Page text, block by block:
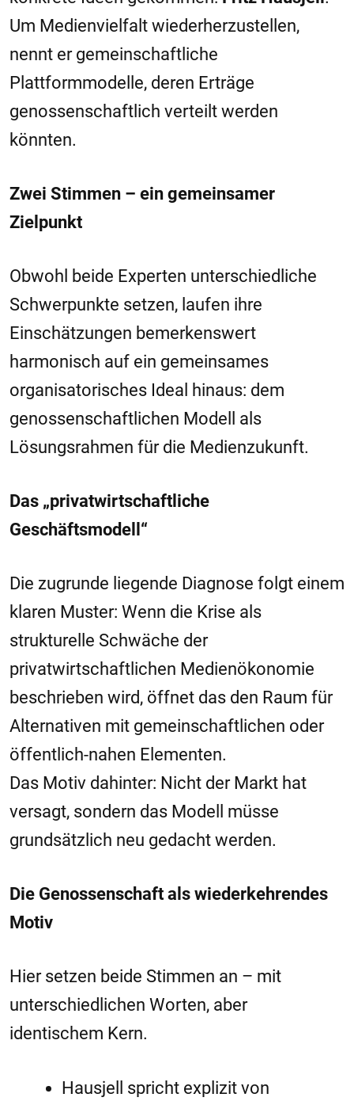
Um Medienvielfalt wiederherzustellen,
nennt er gemeinschaftliche
Plattformmodelle, deren Erträge
genossenschaftlich verteilt werden
könnten.
Zwei Stimmen – ein gemeinsamer
Zielpunkt
Obwohl beide Experten unterschiedliche
Schwerpunkte setzen, laufen ihre
Einschätzungen bemerkenswert
harmonisch auf ein gemeinsames
organisatorisches Ideal hinaus: dem
genossenschaftlichen Modell als
Lösungsrahmen für die Medienzukunft.
Das „privatwirtschaftliche
Geschäftsmodell“
Die zugrunde liegende Diagnose folgt einem
klaren Muster: Wenn die Krise als
strukturelle Schwäche der
privatwirtschaftlichen Medienökonomie
beschrieben wird, öffnet das den Raum für
Alternativen mit gemeinschaftlichen oder
öffentlich-nahen Elementen.
Das Motiv dahinter: Nicht der Markt hat
versagt, sondern das Modell müsse
grundsätzlich neu gedacht werden.
Die Genossenschaft als wiederkehrendes
Motiv
Hier setzen beide Stimmen an – mit
unterschiedlichen Worten, aber
identischem Kern.
Hausjell spricht explizit von